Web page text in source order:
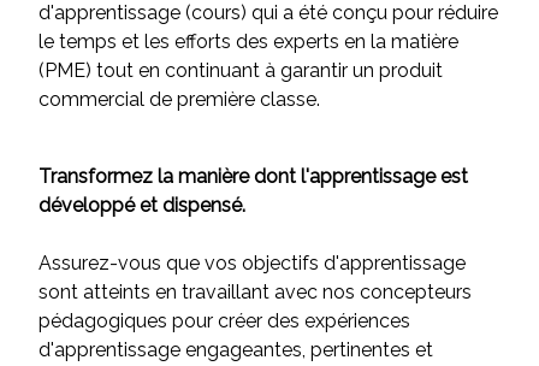
d'apprentissage (cours) qui a été conçu pour réduire
le temps et les efforts des experts en la matière
(PME) tout en continuant à garantir un produit
commercial de première classe.
Transformez la manière dont l'apprentissage est
développé et dispensé.
Assurez-vous que vos objectifs d'apprentissage
sont atteints en travaillant avec nos concepteurs
pédagogiques pour créer des expériences
d'apprentissage engageantes, pertinentes et